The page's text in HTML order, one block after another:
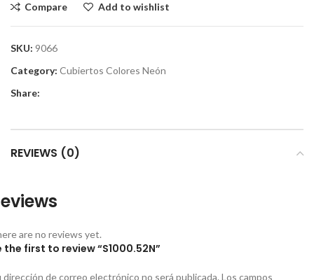
Compare Add to wishlist
SKU: 9066
Category: Cubiertos Colores Neón
Share:
REVIEWS (0)
are no reviews yet.
the first to review “S1000.52N”
dirección de correo electrónico no será publicada. Los campos